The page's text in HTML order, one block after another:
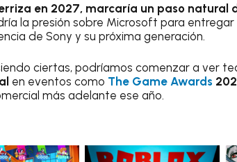
en 2027, marcaría un paso natural
la presión sobre Microsoft para
de Sony y su próxima generación.
ciertas, podríamos comenzar a ver
en eventos como The Game Awards
más adelante ese año.